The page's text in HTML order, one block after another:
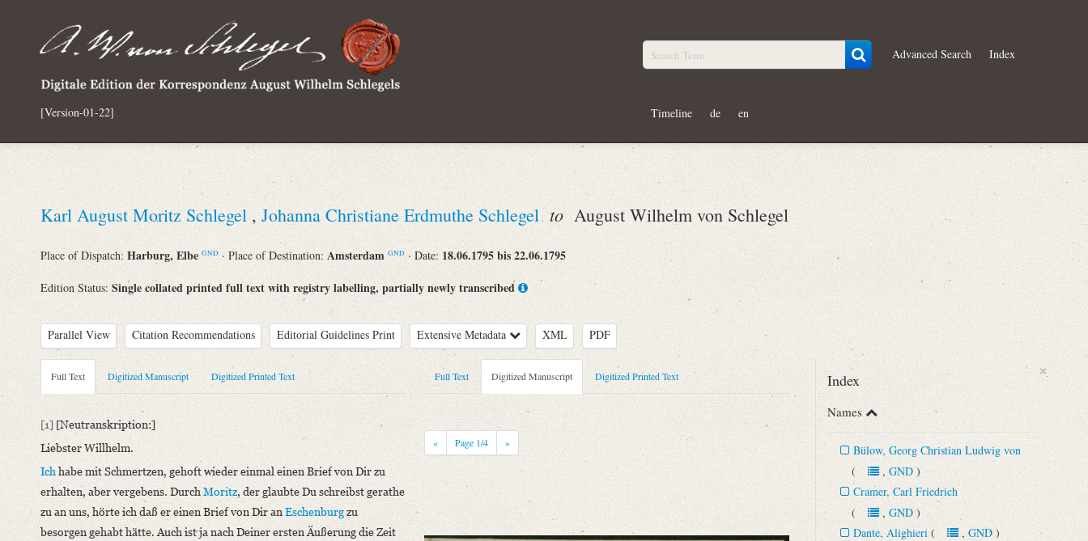
[Version-01-22]
Advanced Search Index
Timeline de en
Karl August Moritz Schlegel , Johanna Christiane Erdmuthe Schlegel to August Wilhelm von Schlegel
Place of Dispatch: Harburg, Elbe GND · Place of Destination: Amsterdam GND · Date: 18.06.1795 bis 22.06.1795
Edition Status: Single collated printed full text with registry labelling, partially newly transcribed
Parallel View Citation Recommendations Editorial Guidelines Print Extensive Metadata XML PDF
Metadata Concerning Header
Sender: Karl August Moritz Schlegel, Johanna Christiane Erdmuthe Schlegel
Recipient: August Wilhelm von Schlegel
Place of Dispatch: Harburg, Elbe
Place of Destination: Amsterdam
Date: 18.06.1795 bis 22.06.1795
Notations: Da Körner nur den Teil des Briefs von Karl August Moritz Schlegel gedruckt hat, wurde der Teil von Schlegels Mutter Johanna Christiane Erdmuthe Schlegel neu transkribiert. ‒ Empfangsort
erschlossen.
Full Text Digitized Manuscript Digitized Printed Text
[1] [Neutranskription:]
Liebster Willhelm.
Ich habe mit Schmertzen, gehoft wieder einmal einen Brief von Dir zu
erhalten, aber vergebens. Durch Moritz, der glaubte Du schreibst gerathe
zu an uns, hörte ich daß er einen Brief von Dir an Eschenburgzu
besorgen gehabt hätte. Auch ist ja nach Deiner ersten Äußerung die Zeit
Full Text Digitized Manuscript Digitized Printed Text
« Page 1/4 »
×
Index
Names
Bülow, Georg Christian Ludwig von
(, GND)
Cramer, Carl Friedrich
(, GND)
Dante, Alighieri (, GND)